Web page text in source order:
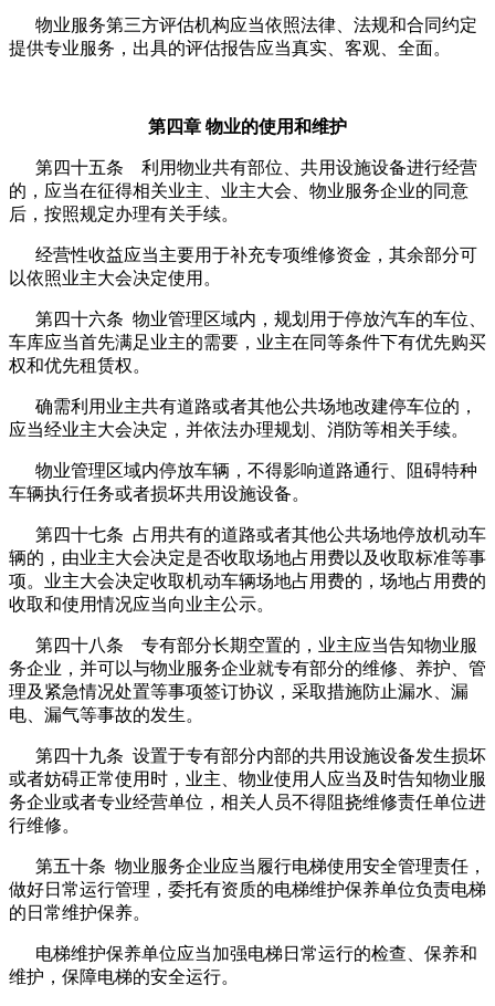
物业服务第三方评估机构应当依照法律、法规和合同约定
提供专业服务，出具的评估报告应当真实、客观、全面。
第四章 物业的使用和维护
第四十五条 利用物业共有部位、共用设施设备进行经营
的，应当在征得相关业主、业主大会、物业服务企业的同意
后，按照规定办理有关手续。
经营性收益应当主要用于补充专项维修资金，其余部分可
以依照业主大会决定使用。
第四十六条 物业管理区域内，规划用于停放汽车的车位、
车库应当首先满足业主的需要，业主在同等条件下有优先购买
权和优先租赁权。
确需利用业主共有道路或者其他公共场地改建停车位的，
应当经业主大会决定，并依法办理规划、消防等相关手续。
物业管理区域内停放车辆，不得影响道路通行、阻碍特种
车辆执行任务或者损坏共用设施设备。
第四十七条 占用共有的道路或者其他公共场地停放机动车
辆的，由业主大会决定是否收取场地占用费以及收取标准等事
项。业主大会决定收取机动车辆场地占用费的，场地占用费的
收取和使用情况应当向业主公示。
第四十八条 专有部分长期空置的，业主应当告知物业服
务企业，并可以与物业服务企业就专有部分的维修、养护、管
理及紧急情况处置等事项签订协议，采取措施防止漏水、漏
电、漏气等事故的发生。
第四十九条 设置于专有部分内部的共用设施设备发生损坏
或者妨碍正常使用时，业主、物业使用人应当及时告知物业服
务企业或者专业经营单位，相关人员不得阻挠维修责任单位进
行维修。
第五十条 物业服务企业应当履行电梯使用安全管理责任，
做好日常运行管理，委托有资质的电梯维护保养单位负责电梯
的日常维护保养。
电梯维护保养单位应当加强电梯日常运行的检查、保养和
维护，保障电梯的安全运行。